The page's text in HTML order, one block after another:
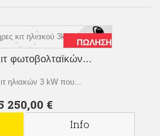
ΠΏΛΗΣΗ!
φωτοβολταϊκών...
ηλιακών 3 kW που...
250,00 €
Info